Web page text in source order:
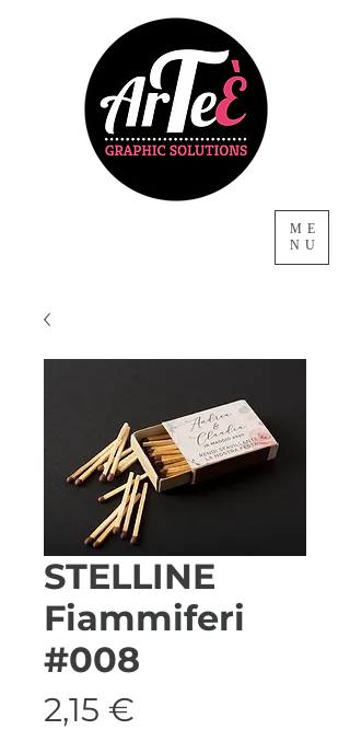
ME
NU
STELLINE
Fiammiferi
#008
2,15 €